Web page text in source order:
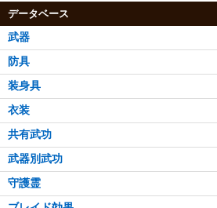
データベース
武器
防具
装身具
衣装
共有武功
武器別武功
守護霊